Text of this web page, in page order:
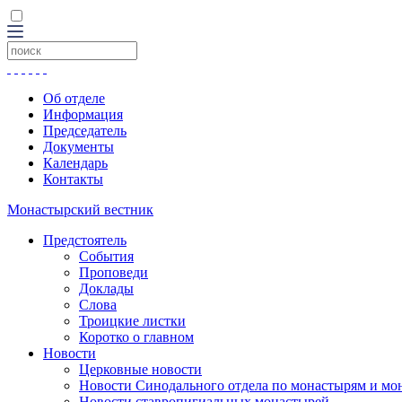
Об отделе
Информация
Председатель
Документы
Календарь
Контакты
Монастырский вестник
Предстоятель
События
Проповеди
Доклады
Слова
Троицкие листки
Коротко о главном
Новости
Церковные новости
Новости Синодального отдела по монастырям и